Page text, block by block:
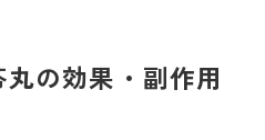
丸の効果・副作用